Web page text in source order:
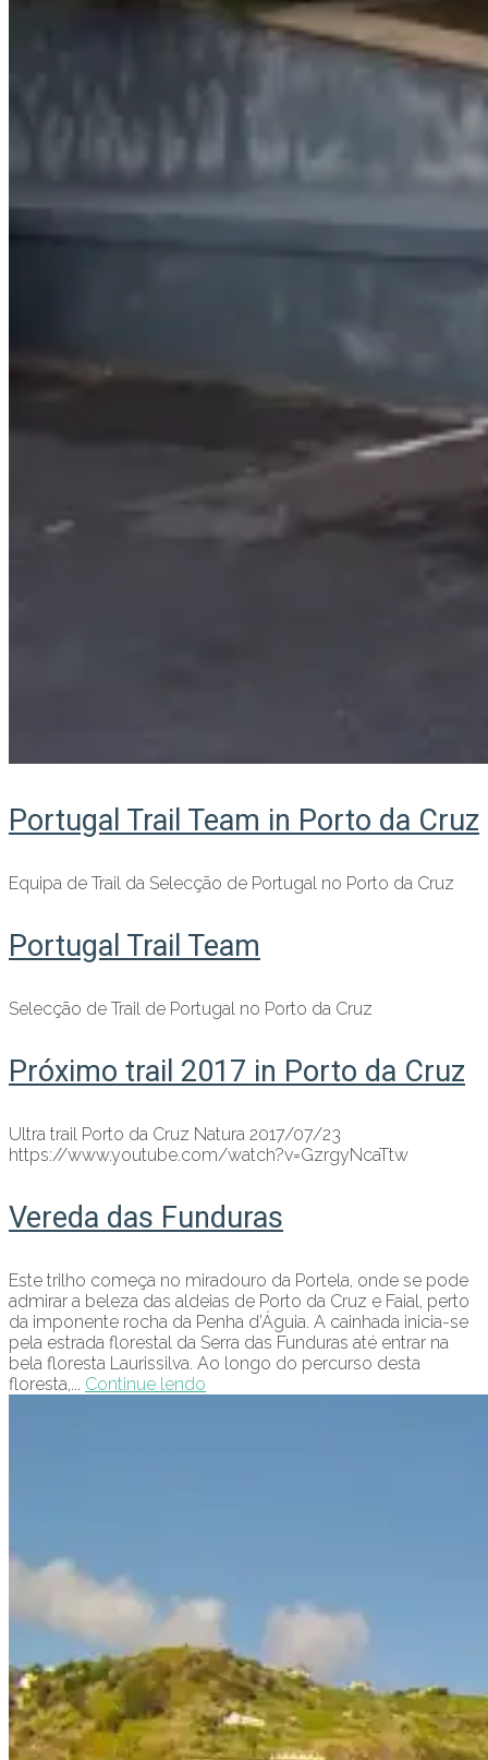
Portugal Trail Team in Porto da Cruz
Equipa de Trail da Selecção de Portugal no Porto da Cruz
Portugal Trail Team
Selecção de Trail de Portugal no Porto da Cruz
Próximo trail 2017 in Porto da Cruz
Ultra trail Porto da Cruz Natura 2017/07/23
https://www.youtube.com/watch?v=GzrgyNcaTtw
Vereda das Funduras
Este trilho começa no miradouro da Portela, onde se pode
admirar a beleza das aldeias de Porto da Cruz e Faial, perto
da imponente rocha da Penha d’Águia. A cainhada inicia-se
pela estrada florestal da Serra das Funduras até entrar na
bela floresta Laurissilva. Ao longo do percurso desta
floresta,... Continue lendo